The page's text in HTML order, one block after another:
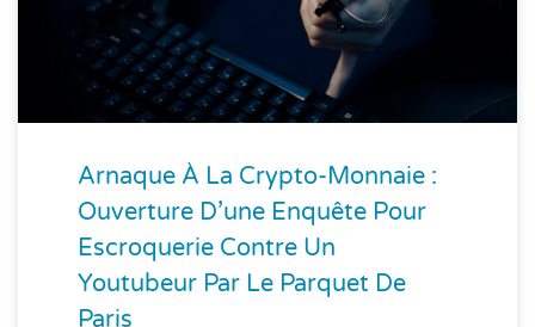
Arnaque À La Crypto-Monnaie :
Ouverture D’une Enquête Pour
Escroquerie Contre Un
Youtubeur Par Le Parquet De
Paris